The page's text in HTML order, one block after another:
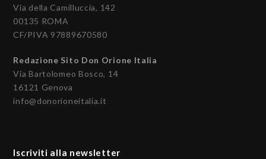
Via della Camilluccia, 142
00135 ROMA
CF/PIVA 97889670580
Redazione Sito Don Orione Italia
Via Bartolomeo Bosco, 14
16121 Genova
info@donorioneitalia.it
Iscriviti alla newsletter